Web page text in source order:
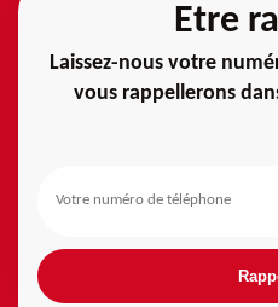
Etre
Laissez-nous votre
vous rappellerons